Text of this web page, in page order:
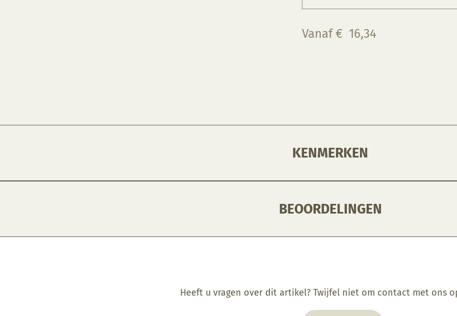
Vanaf € 16,34
KENMERKEN
BEOORDELINGEN
Heeft u vragen over dit artikel? Twijfel niet om contact met ons